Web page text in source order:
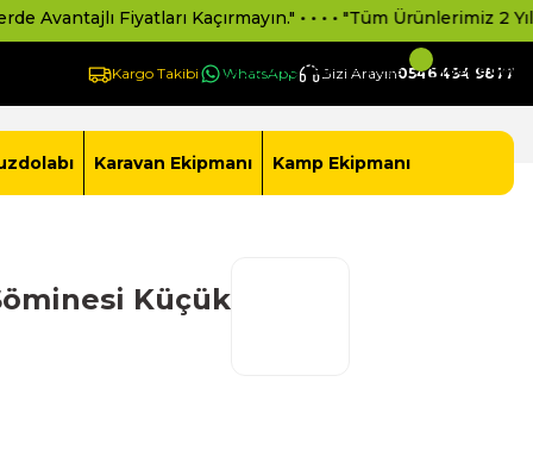
Fiyatları Kaçırmayın." • • • • "Tüm Ürünlerimiz 2 Yıl
Kargo Takibi WhatsApp Bizi Arayın0546 494 9877
Giriş Yap -Yeni Üye Ol Sepetim
Karavan Ekipmanı Kamp Ekipmanı
Küçük